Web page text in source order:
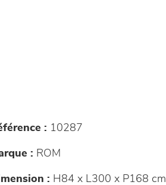
: 10287
: ROM
: H84 x L300 x P168 cm